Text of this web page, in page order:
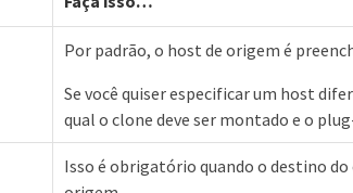
Por padrão, o host de origem é
Se você quiser especificar um host
qual o clone deve ser montado e o
Isso é obrigatório quando o destino do